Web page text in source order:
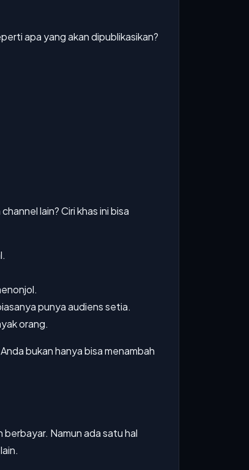
apa yang akan dipublikasikan?
lain? Ciri khas ini bisa
punya audiens setia.
orang.
bukan hanya bisa menambah
Namun ada satu hal